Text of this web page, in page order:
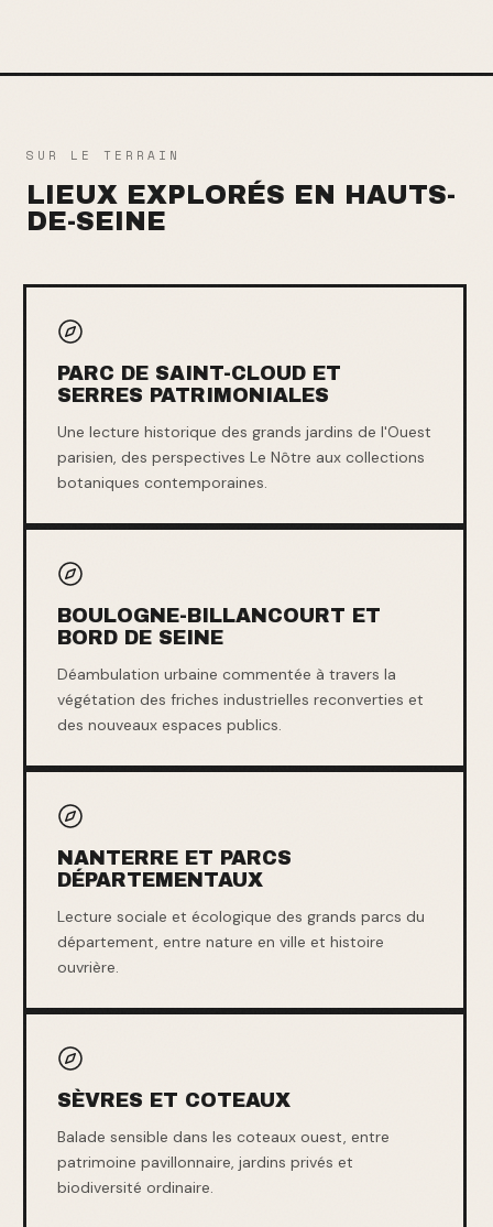
SUR LE TERRAIN
LIEUX EXPLORÉS EN HAUTS-
DE-SEINE
PARC DE SAINT-CLOUD ET
SERRES PATRIMONIALES
Une lecture historique des grands jardins de l'Ouest
parisien, des perspectives Le Nôtre aux collections
botaniques contemporaines.
BOULOGNE-BILLANCOURT ET
BORD DE SEINE
Déambulation urbaine commentée à travers la
végétation des friches industrielles reconverties et
des nouveaux espaces publics.
NANTERRE ET PARCS
DÉPARTEMENTAUX
Lecture sociale et écologique des grands parcs du
département, entre nature en ville et histoire
ouvrière.
SÈVRES ET COTEAUX
Balade sensible dans les coteaux ouest, entre
patrimoine pavillonnaire, jardins privés et
biodiversité ordinaire.